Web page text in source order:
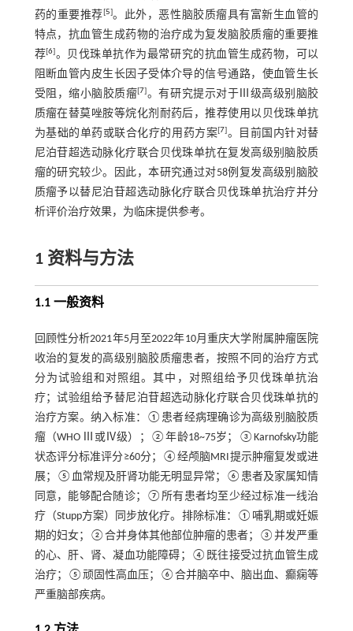
药的重要推荐[5]。此外，恶性脑胶质瘤具有富新生血管的
特点，抗血管生成药物的治疗成为复发脑胶质瘤的重要推
荐[6]。贝伐珠单抗作为最常研究的抗血管生成药物，可以
阻断血管内皮生长因子受体介导的信号通路，使血管生长
受阻，缩小脑胶质瘤[7]。有研究提示对于Ⅲ级高级别脑胶
质瘤在替莫唑胺等烷化剂耐药后，推荐使用以贝伐珠单抗
为基础的单药或联合化疗的用药方案[7]。目前国内针对替
尼泊苷超选动脉化疗联合贝伐珠单抗在复发高级别脑胶质
瘤的研究较少。因此，本研究通过对58例复发高级别脑胶
质瘤予以替尼泊苷超选动脉化疗联合贝伐珠单抗治疗并分
析评价治疗效果，为临床提供参考。
1 资料与方法
1.1 一般资料
回顾性分析2021年5月至2022年10月重庆大学附属肿瘤医院
收治的复发的高级别脑胶质瘤患者，按照不同的治疗方式
分为试验组和对照组。其中，对照组给予贝伐珠单抗治
疗；试验组给予替尼泊苷超选动脉化疗联合贝伐珠单抗的
治疗方案。纳入标准：①患者经病理确诊为高级别脑胶质
瘤（WHO Ⅲ或Ⅳ级）；②年龄18~75岁；③Karnofsky功能
状态评分标准评分≥60分；④经颅脑MRI提示肿瘤复发或进
展；⑤血常规及肝肾功能无明显异常；⑥患者及家属知情
同意，能够配合随诊；⑦所有患者均至少经过标准一线治
疗（Stupp方案）同步放化疗。排除标准：①哺乳期或妊娠
期的妇女；②合并身体其他部位肿瘤的患者；③并发严重
的心、肝、肾、凝血功能障碍；④既往接受过抗血管生成
治疗；⑤顽固性高血压；⑥合并脑卒中、脑出血、癫痫等
严重脑部疾病。